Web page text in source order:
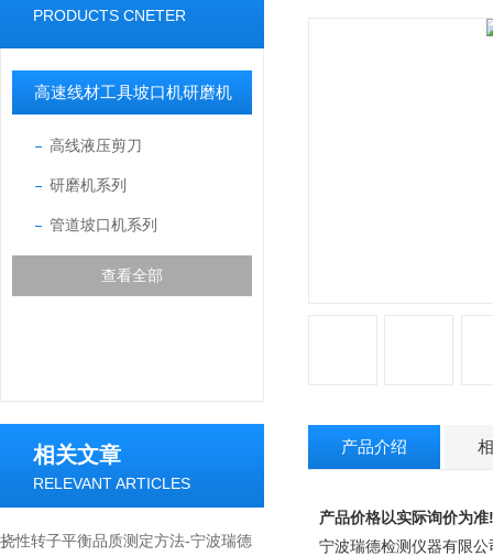
PRODUCTS CNETER
高速线材工具坡口机研磨机
高线液压剪刀
研磨机系列
管道坡口机系列
查看全部
相关文章
RELEVANT ARTICLES
挠性转子平衡品质测定方法-宁波瑞德
产品介绍
产品价格以实际询价为
宁波瑞德检测仪器有限